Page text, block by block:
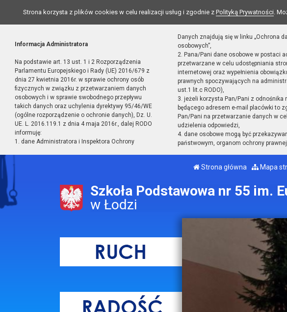
Strona korzysta z plików cookies w celu realizacji usług i zgodnie z Polityką Prywatności.
Informacja Administratora
Na podstawie art. 13 ust. 1 i 2 Rozporządzenia
Parlamentu Europejskiego i Rady (UE) 2016/679 z
dnia 27 kwietnia 2016r. w sprawie ochrony osób
fizycznych w związku z przetwarzaniem danych
osobowych i w sprawie swobodnego przepływu
takich danych oraz uchylenia dyrektywy 95/46/WE
(ogólne rozporządzenie o ochronie danych), Dz. U.
UE. L. 2016.119.1 z dnia 4 maja 2016r., dalej RODO
informuję:
1. dane Administratora i Inspektora Ochrony
Danych znajdują się w linku „Ochrona
osobowych”,
2. Pana/Pani dane osobowe w postaci
przetwarzane w celu udostępniania
internetowej oraz wypełnienia
prawnych spoczywających na
ust.1 lit.c RODO),
3. jeżeli korzysta Pan/Pani z odnośnika
będącego adresem e-mail placówki to
Pan/Pani na przetwarzanie danych w
udzielenia odpowiedzi,
4. dane osobowe mogą być
państwowym, organom ochrony
Strona główna Mapa
Szkoła Podstawowa nr 55 im.
w Łodzi